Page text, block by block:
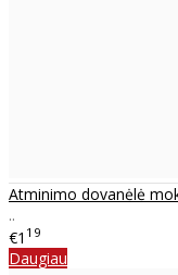
Atminimo dovanėlė
..
€1 19
Daugiau